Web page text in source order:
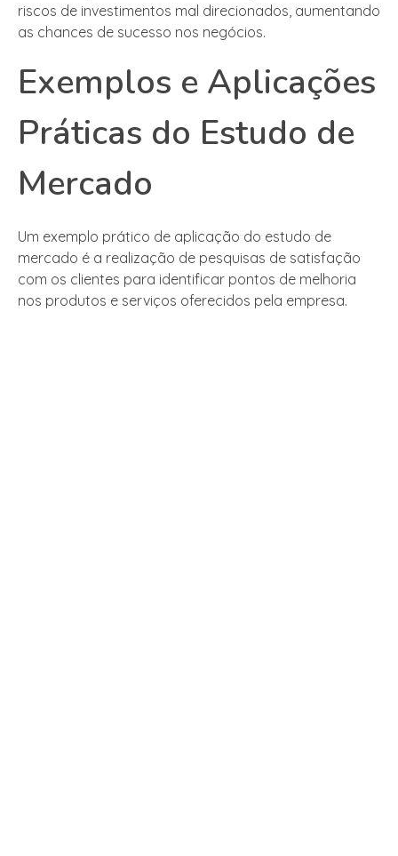
riscos de investimentos mal direcionados, aumentando
as chances de sucesso nos negócios.
Exemplos e Aplicações
Práticas do Estudo de
Mercado
Um exemplo prático de aplicação do estudo de
mercado é a realização de pesquisas de satisfação
com os clientes para identificar pontos de melhoria
nos produtos e serviços oferecidos pela empresa.